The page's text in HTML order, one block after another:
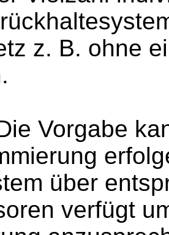
z. B. ohne
Vorgabe
über
verfügt